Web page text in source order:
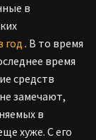
в
год . В то время
время
средств
замечают,
в
хуже. С его